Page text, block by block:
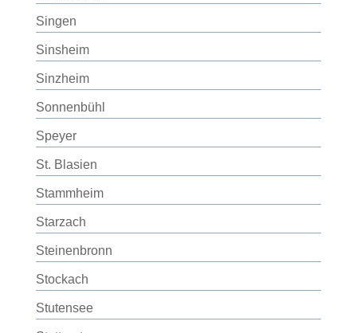
Singen
Sinsheim
Sinzheim
Sonnenbühl
Speyer
St. Blasien
Stammheim
Starzach
Steinenbronn
Stockach
Stutensee